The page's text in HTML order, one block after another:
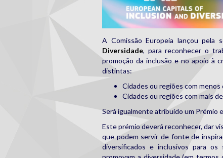
A Comissão Europeia lançou pela
Diversidade, para reconhecer o
promoção da inclusão e no apoio à
distintas:
Cidades ou regiões com
Cidades ou regiões com mais
Será igualmente atribuído um Prémio
Este prémio deverá reconhecer, dar
que podem servir de fonte de
diversificados e inclusivos para os